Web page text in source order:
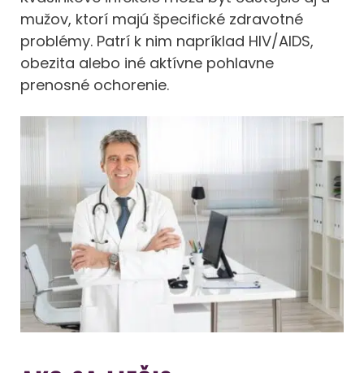
mužov, ktorí majú špecifické zdravotné
problémy. Patrí k nim napríklad HIV/AIDS,
obezita alebo iné aktívne pohlavne
prenosné ochorenie.